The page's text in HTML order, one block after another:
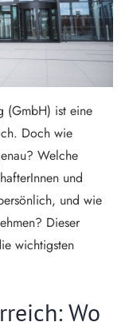
(GmbH) ist eine
Doch wie
Welche
und
und wie
Dieser
wichtigsten
Wo